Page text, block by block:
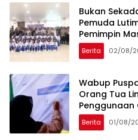
‎Bukan
Pemuda
Pemimpin
Berita 02/08/
Wabup
Orang Tua
Penggunaan
Berita 01/08/